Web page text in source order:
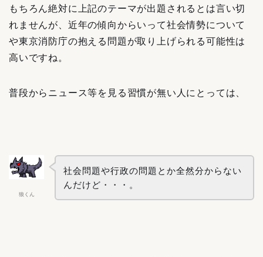
もちろん絶対に上記のテーマが出題されるとは言い切
れませんが、近年の傾向からいって社会情勢について
や東京消防庁の抱える問題が取り上げられる可能性は
高いですね。
普段からニュース等を見る習慣が無い人にとっては、
狼くん
社会問題や行政の問題とか全然分からない
んだけど・・・。